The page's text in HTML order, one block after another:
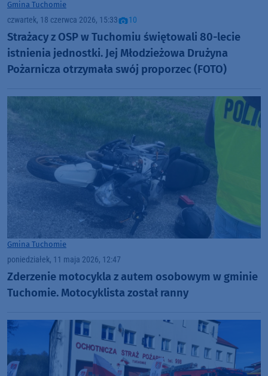
Gmina Tuchomie
czwartek, 18 czerwca 2026, 15:33 10
Strażacy z OSP w Tuchomiu świętowali 80-lecie
istnienia jednostki. Jej Młodzieżowa Drużyna
Pożarnicza otrzymała swój proporzec (FOTO)
Gmina Tuchomie
poniedziałek, 11 maja 2026, 12:47
Zderzenie motocykla z autem osobowym w gminie
Tuchomie. Motocyklista został ranny